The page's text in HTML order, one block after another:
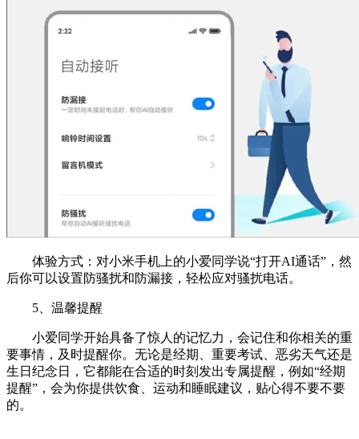
体验方式：对小米手机上的小爱同学说“打开AI通话”，然
后你可以设置防骚扰和防漏接，轻松应对骚扰电话。
5、温馨提醒
小爱同学开始具备了惊人的记忆力，会记住和你相关的重
要事情，及时提醒你。无论是经期、重要考试、恶劣天气还是
生日纪念日，它都能在合适的时刻发出专属提醒，例如“经期
提醒”，会为你提供饮食、运动和睡眠建议，贴心得不要不要
的。